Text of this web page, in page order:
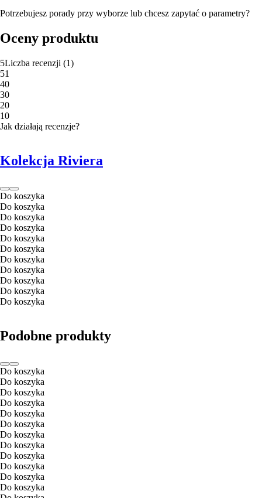
Potrzebujesz porady przy wyborze lub chcesz zapytać o parametry?
Oceny produktu
5Liczba recenzji (1)
51
40
30
20
10
Jak działają recenzje?
Kolekcja Riviera
Do koszyka
Do koszyka
Do koszyka
Do koszyka
Do koszyka
Do koszyka
Do koszyka
Do koszyka
Do koszyka
Do koszyka
Do koszyka
Podobne produkty
Do koszyka
Do koszyka
Do koszyka
Do koszyka
Do koszyka
Do koszyka
Do koszyka
Do koszyka
Do koszyka
Do koszyka
Do koszyka
Do koszyka